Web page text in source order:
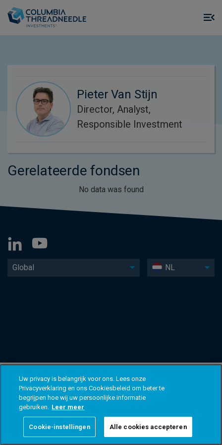
Pieter Van Stijn
Director, Analyst,
Responsible Investment
Gerelateerde fondsen
No data was found
Global NL
Uw privacy is belangrijk voor ons. Lees onze
Privacyverklaring en ons Cookiesbeleid om beter te
begrijpen hoe wij uw persoonlijke informatie
gebruiken. Leer meer
Cookie-instellingen Alle cookies accepteren